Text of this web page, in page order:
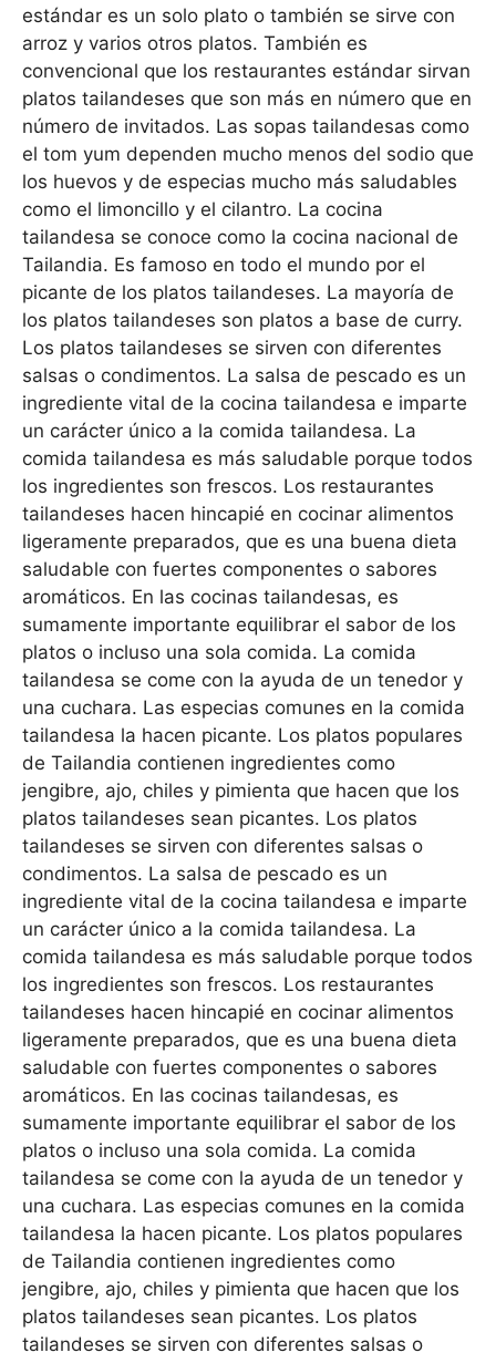
estándar es un solo plato o también se sirve con
arroz y varios otros platos. También es
convencional que los restaurantes estándar sirvan
platos tailandeses que son más en número que en
número de invitados. Las sopas tailandesas como
el tom yum dependen mucho menos del sodio que
los huevos y de especias mucho más saludables
como el limoncillo y el cilantro. La cocina
tailandesa se conoce como la cocina nacional de
Tailandia. Es famoso en todo el mundo por el
picante de los platos tailandeses. La mayoría de
los platos tailandeses son platos a base de curry.
Los platos tailandeses se sirven con diferentes
salsas o condimentos. La salsa de pescado es un
ingrediente vital de la cocina tailandesa e imparte
un carácter único a la comida tailandesa. La
comida tailandesa es más saludable porque todos
los ingredientes son frescos. Los restaurantes
tailandeses hacen hincapié en cocinar alimentos
ligeramente preparados, que es una buena dieta
saludable con fuertes componentes o sabores
aromáticos. En las cocinas tailandesas, es
sumamente importante equilibrar el sabor de los
platos o incluso una sola comida. La comida
tailandesa se come con la ayuda de un tenedor y
una cuchara. Las especias comunes en la comida
tailandesa la hacen picante. Los platos populares
de Tailandia contienen ingredientes como
jengibre, ajo, chiles y pimienta que hacen que los
platos tailandeses sean picantes. Los platos
tailandeses se sirven con diferentes salsas o
condimentos. La salsa de pescado es un
ingrediente vital de la cocina tailandesa e imparte
un carácter único a la comida tailandesa. La
comida tailandesa es más saludable porque todos
los ingredientes son frescos. Los restaurantes
tailandeses hacen hincapié en cocinar alimentos
ligeramente preparados, que es una buena dieta
saludable con fuertes componentes o sabores
aromáticos. En las cocinas tailandesas, es
sumamente importante equilibrar el sabor de los
platos o incluso una sola comida. La comida
tailandesa se come con la ayuda de un tenedor y
una cuchara. Las especias comunes en la comida
tailandesa la hacen picante. Los platos populares
de Tailandia contienen ingredientes como
jengibre, ajo, chiles y pimienta que hacen que los
platos tailandeses sean picantes. Los platos
tailandeses se sirven con diferentes salsas o